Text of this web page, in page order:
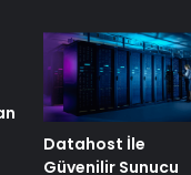
Datahost İle
Güvenilir Sunucu